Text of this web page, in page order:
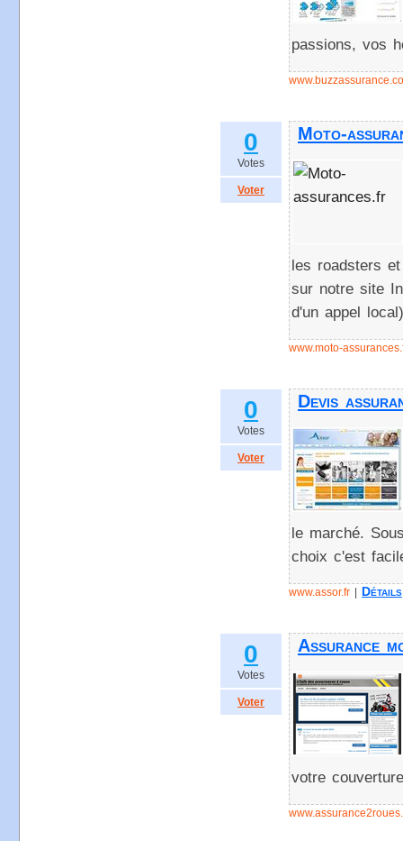
passions, vos
0
Votes
Voter
Moto-
les roadsters
sur notre site
d'un appel
www.moto-
0
Votes
Voter
Devis
le marché.
choix c'est
www.assor.fr Détails
0
Votes
Voter
Assurance
votre